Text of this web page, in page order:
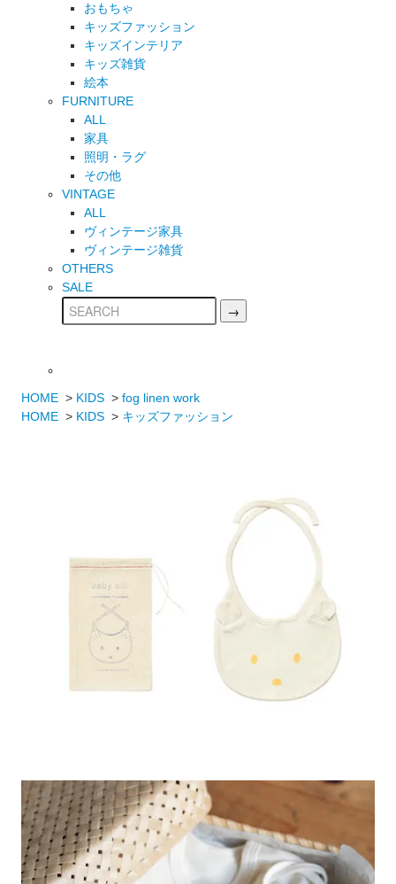
おもちゃ
キッズファッション
キッズインテリア
キッズ雑貨
絵本
FURNITURE
ALL
家具
照明・ラグ
その他
VINTAGE
ALL
ヴィンテージ家具
ヴィンテージ雑貨
OTHERS
SALE
HOME > KIDS >fog linen work
HOME > KIDS > キッズファッション